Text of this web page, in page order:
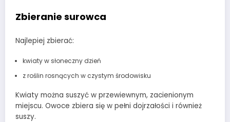
Zbieranie surowca
Najlepiej zbierać:
kwiaty w słoneczny dzień
z roślin rosnących w czystym środowisku
Kwiaty można suszyć w przewiewnym, zacienionym
miejscu. Owoce zbiera się w pełni dojrzałości i również
suszy.